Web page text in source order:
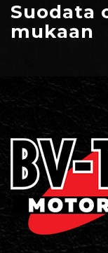
Suodata
mukaan